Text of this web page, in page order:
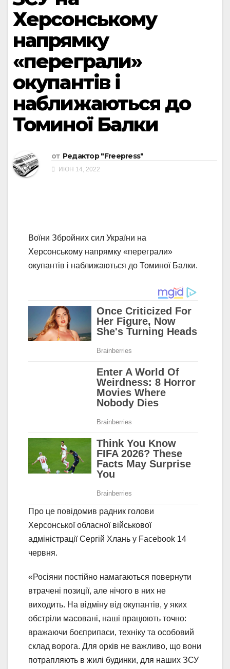
Херсонському
напрямку
«переграли»
окупантів і
наближаються до
Томиної Балки
от Редактор "Freepress"
ИЮН 14, 2022
Воїни Збройних сил України на
Херсонському напрямку «переграли»
окупантів і наближаються до Томиної Балки.
Про це повідомив радник голови
Херсонської обласної військової
адміністрації Сергій Хлань у Facebook 14
червня.
«Росіяни постійно намагаються повернути
втрачені позиції, але нічого в них не
виходить. На відміну від окупантів, у яких
обстріли масовані, наші працюють точно:
вражаючи боєприпаси, техніку та особовий
склад ворога. Для орків не важливо, що вони
потрапляють в жилі будинки, для наших ЗСУ